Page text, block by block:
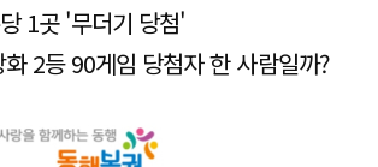
1곳 '무더기 당첨'
화 2등 90게임 당첨자 한 사람일까?